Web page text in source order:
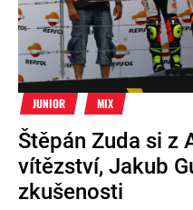
JUNIOR MIX
Štěpán Zuda si z
vítězství, Jakub
zkušenosti